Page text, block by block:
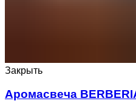
Закрыть
Аромасвеча